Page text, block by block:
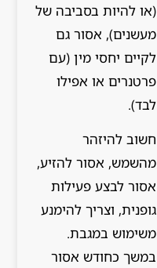
(או להיות בסביבה של
מעשנים), אסור גם
לקיים יחסי מין (עם
פרטנרים או אפילו
לבד).
חשוב להיזהר
מהשמש, אסור להזיע,
אסור לבצע פעילות
גופנית, וצריך להימנע
משימוש במגבת.
במשך כחודש אסור